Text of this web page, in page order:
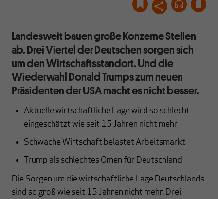
Landesweit bauen große Konzerne Stellen
ab. Drei Viertel der Deutschen sorgen sich
um den Wirtschaftsstandort. Und die
Wiederwahl Donald Trumps zum neuen
Präsidenten der USA macht es nicht besser.
Aktuelle wirtschaftliche Lage wird so schlecht
eingeschätzt wie seit 15 Jahren nicht mehr
Schwache Wirtschaft belastet Arbeitsmarkt
Trump als schlechtes Omen für Deutschland
Die Sorgen um die wirtschaftliche Lage Deutschlands
sind so groß wie seit 15 Jahren nicht mehr. Drei